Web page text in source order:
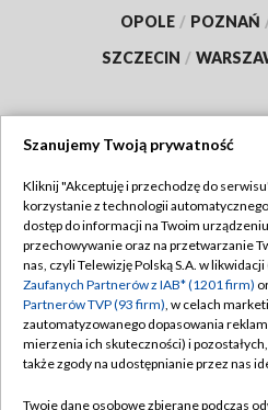
OPOLE / POZNAŃ
SZCZECIN /
TVP
Abonament TVP
Emisja w TVP
Centrum informacji TVP
Naziemna Telewizja Cyfrowa
Polityka
Moje
Szanujemy Twoją prywatność
Kliknij "Akceptuję i przechodzę do
korzystanie z technologii
dostęp do informacji na Twoim
przechowywanie oraz na przetwarzanie
nas, czyli Telewizję Polską S.A. w
Zaufanych Partnerów z IAB* (1201 firm)
Partnerów TVP (93 firm), w celach
zautomatyzowanego dopasowania
mierzenia ich skuteczności) i
także zgody na udostępnianie przez nas
Twoje dane osobowe zbierane podczas